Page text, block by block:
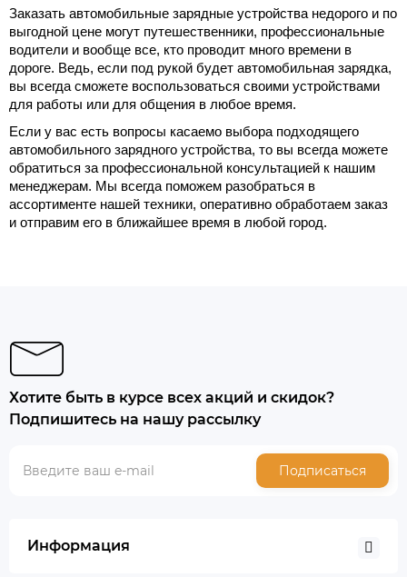
Заказать автомобильные зарядные устройства недорого и по
выгодной цене могут путешественники, профессиональные
водители и вообще все, кто проводит много времени в
дороге. Ведь, если под рукой будет автомобильная зарядка,
вы всегда сможете воспользоваться своими устройствами
для работы или для общения в любое время.
Если у вас есть вопросы касаемо выбора подходящего
автомобильного зарядного устройства, то вы всегда можете
обратиться за профессиональной консультацией к нашим
менеджерам. Мы всегда поможем разобраться в
ассортименте нашей техники, оперативно обработаем заказ
и отправим его в ближайшее время в любой город.
Хотите быть в курсе всех акций и скидок?
Подпишитесь на нашу рассылку
Подписаться
Информация